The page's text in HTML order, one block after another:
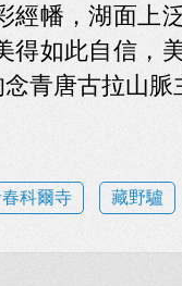
經幡，湖面上
如此自信，
青唐古拉山脈
科爾寺 藏野驢